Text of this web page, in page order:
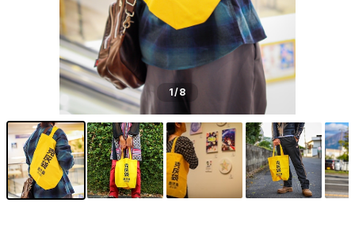
1/8